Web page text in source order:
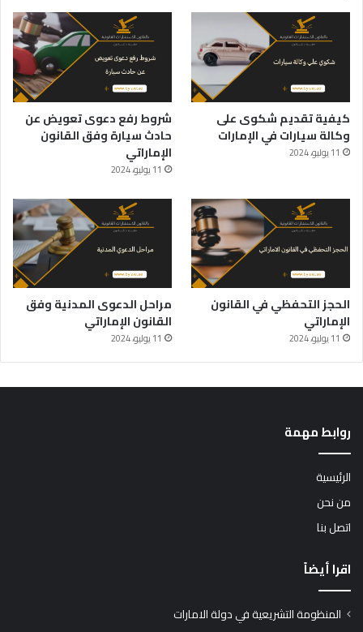
كيفية تقديم شكوى على
وكالة سيارات في الإمارات
11 يوليو، 2024
شروط رفع دعوى تعويض عن
حادث سيارة وفق القانون
الإماراتي
11 يوليو، 2024
الحجز التحفظي في القانون
الإماراتي
11 يوليو، 2024
مراحل الدعوى المدنية وفق
القانون الإماراتي
11 يوليو، 2024
روابط مهمة
الرئيسية
من نحن
اتصل بنا
اقرا أيضاً
المنظومة التشريعية في دولة الامارات